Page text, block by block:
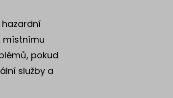
hazardní
místnímu
pokud
služby a